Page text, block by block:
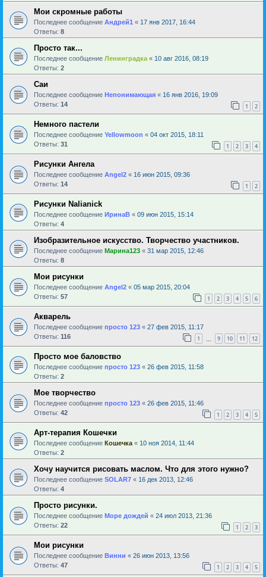
Мои скромные работы
Последнее сообщение Андрей1 « 17 янв 2017, 16:44
Ответы: 8
Просто так...
Последнее сообщение Ленинградка « 10 авг 2016, 08:19
Ответы: 2
Саи
Последнее сообщение Непонимающая « 16 янв 2016, 19:09
Ответы: 14 1 2
Немного пастели
Последнее сообщение Yellowmoon « 04 окт 2015, 18:11
Ответы: 31 1 2 3 4
Рисунки Ангела
Последнее сообщение Angel2 « 16 июн 2015, 09:36
Ответы: 14 1 2
Рисунки Nalianick
Последнее сообщение ИринаВ « 09 июн 2015, 15:14
Ответы: 4
Изобразительное искусство. Творчество участников.
Последнее сообщение Марина123 « 31 мар 2015, 12:46
Ответы: 8
Мои рисунки
Последнее сообщение Angel2 « 05 мар 2015, 20:04
Ответы: 57 1 2 3 4 5 6
Акварель
Последнее сообщение просто 123 « 27 фев 2015, 11:17
Ответы: 116 1 9 10 11 12
Просто мое баловство
Последнее сообщение просто 123 « 26 фев 2015, 11:58
Ответы: 2
Мое творчество
Последнее сообщение просто 123 « 26 фев 2015, 11:46
Ответы: 42 1 2 3 4 5
Арт-терапия Кошечки
Последнее сообщение Кошечка « 10 ноя 2014, 11:44
Ответы: 2
Хочу научится рисовать маслом. Что для этого нужно?
Последнее сообщение SOLAR7 « 16 дек 2013, 12:46
Ответы: 4
Просто рисунки.
Последнее сообщение Море дождей « 24 июл 2013, 21:36
Ответы: 22 1 2 3
Мои рисунки
Последнее сообщение Винни « 26 июн 2013, 13:56
Ответы: 47 1 2 3 4 5